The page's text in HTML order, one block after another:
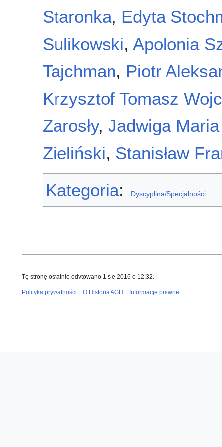
Staronka, Edyta
Sulikowski, Apolonia
Tajchman, Piotr
Krzysztof Tomasz
Zarosły, Jadwiga
Zieliński, Stanisław
Kategoria: Dyscyplina/Specjalności
Tę stronę ostatnio edytowano 1 sie 2016 o 12:32.
Polityka prywatności O Historia AGH Informacje prawne